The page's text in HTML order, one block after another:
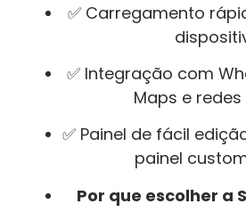
✅ Carregamento
✅ Integração com
Maps e
✅ Painel de fácil
painel
Por que escolher a